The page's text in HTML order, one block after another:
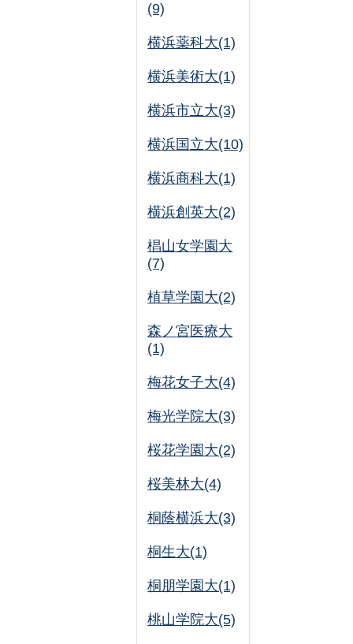
(9)
横浜薬科大(1)
横浜美術大(1)
横浜市立大(3)
横浜国立大(10)
横浜商科大(1)
横浜創英大(2)
椙山女学園大
(7)
植草学園大(2)
森ノ宮医療大
(1)
梅花女子大(4)
梅光学院大(3)
桜花学園大(2)
桜美林大(4)
桐蔭横浜大(3)
桐生大(1)
桐朋学園大(1)
桃山学院大(5)